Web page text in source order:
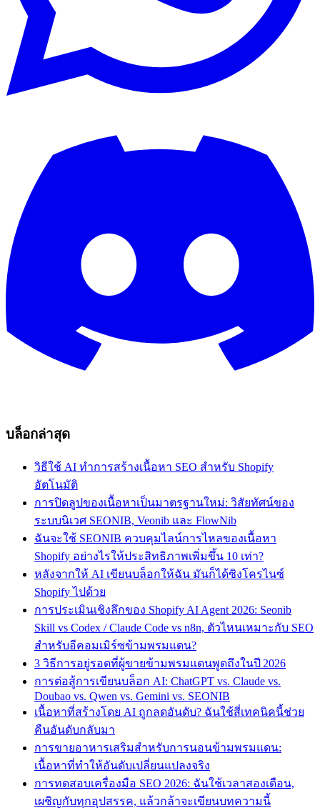
บล็อกล่าสุด
วิธีใช้ AI ทำการสร้างเนื้อหา SEO สำหรับ Shopify
อัตโนมัติ
การปิดลูปของเนื้อหาเป็นมาตรฐานใหม่: วิสัยทัศน์ของ
ระบบนิเวศ SEONIB, Veonib และ FlowNib
ฉันจะใช้ SEONIB ควบคุมไลน์การไหลของเนื้อหา
Shopify อย่างไรให้ประสิทธิภาพเพิ่มขึ้น 10 เท่า?
หลังจากให้ AI เขียนบล็อกให้ฉัน มันก็ได้ซิงโครไนซ์
Shopify ไปด้วย
การประเมินเชิงลึกของ Shopify AI Agent 2026: Seonib
Skill vs Codex / Claude Code vs n8n, ตัวไหนเหมาะกับ SEO
สำหรับอีคอมเมิร์ซข้ามพรมแดน?
3 วิธีการอยู่รอดที่ผู้ขายข้ามพรมแดนพูดถึงในปี 2026
การต่อสู้การเขียนบล็อก AI: ChatGPT vs. Claude vs.
Doubao vs. Qwen vs. Gemini vs. SEONIB
เนื้อหาที่สร้างโดย AI ถูกลดอันดับ? ฉันใช้สี่เทคนิคนี้ช่วย
คืนอันดับกลับมา
การขายอาหารเสริมสำหรับการนอนข้ามพรมแดน:
เนื้อหาที่ทำให้อันดับเปลี่ยนแปลงจริง
การทดสอบเครื่องมือ SEO 2026: ฉันใช้เวลาสองเดือน,
เผชิญกับทุกอุปสรรค, แล้วกล้าจะเขียนบทความนี้